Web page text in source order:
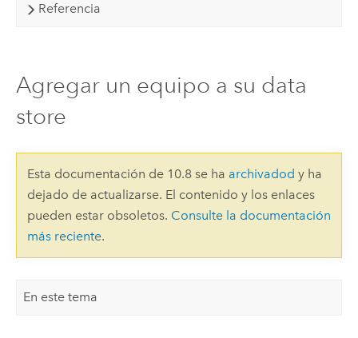
Referencia
Agregar un equipo a su data
store
Esta documentación de 10.8 se ha archivadod y ha
dejado de actualizarse. El contenido y los enlaces
pueden estar obsoletos. Consulte la documentación
más reciente.
En este tema